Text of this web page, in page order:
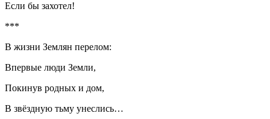
Если бы захотел!
***
В жизни Землян перелом:
Впервые люди Земли,
Покинув родных и дом,
В звёздную тьму унеслись…